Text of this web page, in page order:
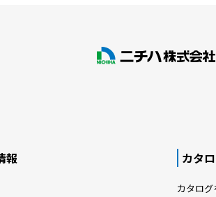
報 カタ
カタログ